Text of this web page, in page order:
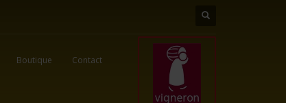
Boutique Contact